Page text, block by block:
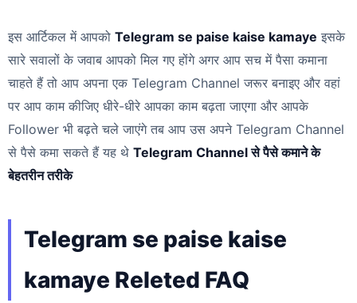
इस आर्टिकल में आपको Telegram se paise kaise kamaye इसके
सारे सवालों के जवाब आपको मिल गए होंगे अगर आप सच में पैसा कमाना
चाहते हैं तो आप अपना एक Telegram Channel जरूर बनाइए और वहां
पर आप काम कीजिए धीरे-धीरे आपका काम बढ़ता जाएगा और आपके
Follower भी बढ़ते चले जाएंगे तब आप उस अपने Telegram Channel
से पैसे कमा सकते हैं यह थे Telegram Channel से पैसे कमाने के
बेहतरीन तरीके
Telegram se paise kaise
kamaye Releted FAQ